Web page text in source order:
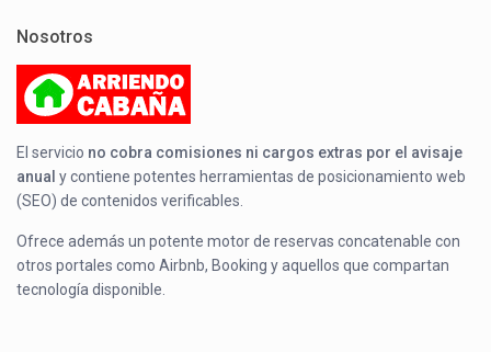
Nosotros
El servicio no cobra comisiones ni cargos extras por el avisaje
anual y contiene potentes herramientas de posicionamiento web
(SEO) de contenidos verificables.
Ofrece además un potente motor de reservas concatenable con
otros portales como Airbnb, Booking y aquellos que compartan
tecnología disponible.